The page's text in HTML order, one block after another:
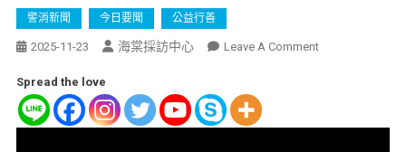
警消新聞 今日要聞 公益行善
2025-11-23 海棠採訪中心 Leave A Comment
Spread the love